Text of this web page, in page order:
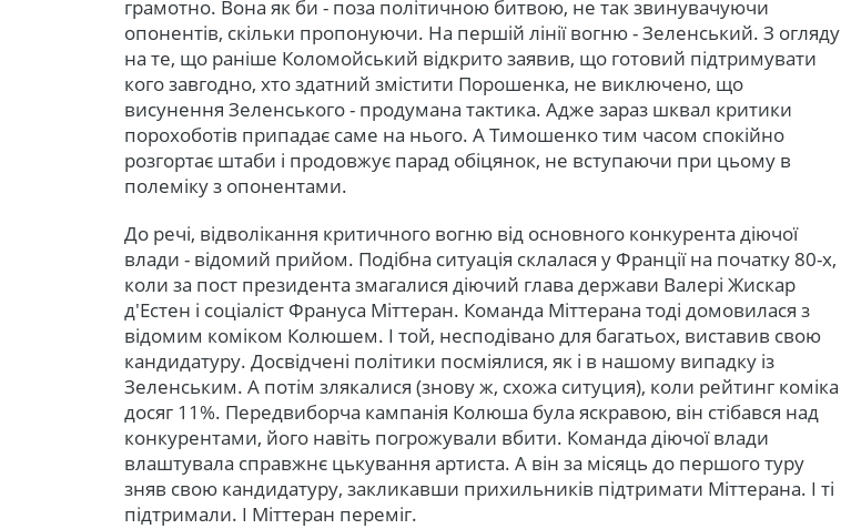
грамотно. Вона як би - поза політичною битвою, не так звинувачуючи
опонентів, скільки пропонуючи. На першій лінії вогню - Зеленський. З огляду
на те, що раніше Коломойський відкрито заявив, що готовий підтримувати
кого завгодно, хто здатний змістити Порошенка, не виключено, що
висунення Зеленського - продумана тактика. Адже зараз шквал критики
порохоботів припадає саме на нього. А Тимошенко тим часом спокійно
розгортає штаби і продовжує парад обіцянок, не вступаючи при цьому в
полеміку з опонентами.
До речі, відволікання критичного вогню від основного конкурента діючої
влади - відомий прийом. Подібна ситуація склалася у Франції на початку 80-х,
коли за пост президента змагалися діючий глава держави Валері Жискар
д'Естен і соціаліст Франуса Міттеран. Команда Міттерана тоді домовилася з
відомим коміком Колюшем. І той, несподівано для багатьох, виставив свою
кандидатуру. Досвідчені політики посміялися, як і в нашому випадку із
Зеленським. А потім злякалися (знову ж, схожа ситуция), коли рейтинг коміка
досяг 11%. Передвиборча кампанія Колюша була яскравою, він стібався над
конкурентами, його навіть погрожували вбити. Команда діючої влади
влаштувала справжнє цькування артиста. А він за місяць до першого туру
зняв свою кандидатуру, закликавши прихильників підтримати Міттерана. І ті
підтримали. І Міттеран переміг.